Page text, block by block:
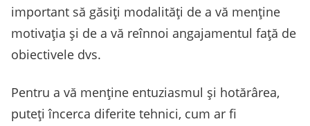
important să găsiți modalități de a vă menține
motivația și de a vă reînnoi angajamentul față de
obiectivele dvs.
Pentru a vă menține entuziasmul și hotărârea,
puteți încerca diferite tehnici, cum ar fi